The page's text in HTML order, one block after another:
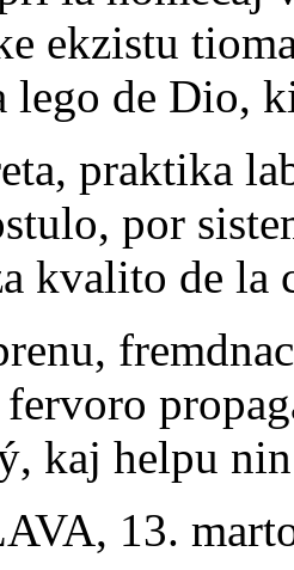
ekzistu
lego de Dio,
praktika
por
kvalito de la
kaj helpu
13.